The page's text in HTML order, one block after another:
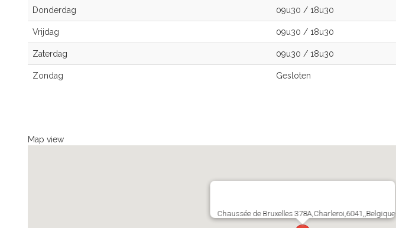
Donderdag 09u30 / 18u30
Vrijdag 09u30 / 18u30
Zaterdag 09u30 / 18u30
Zondag Gesloten
Map view
Chaussée de Bruxelles 378A,Charleroi,6041,,Belgique